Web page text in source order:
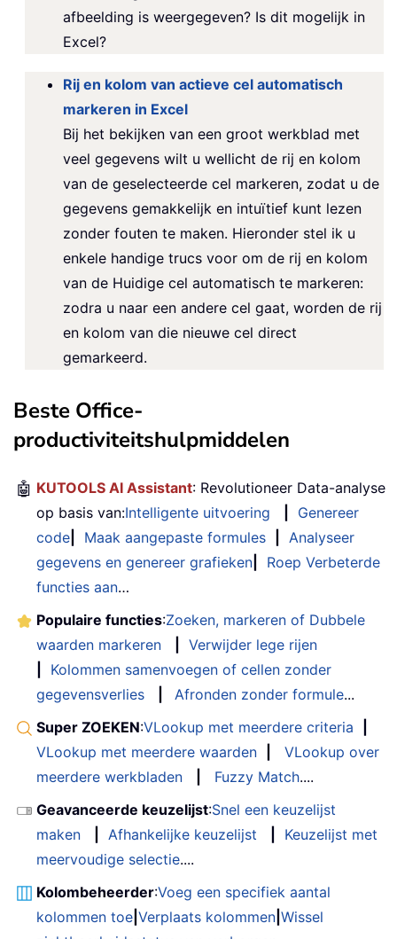
afbeelding is weergegeven? Is dit mogelijk in
Excel?
Rij en kolom van actieve cel automatisch
markeren in Excel
Bij het bekijken van een groot werkblad met
veel gegevens wilt u wellicht de rij en kolom
van de geselecteerde cel markeren, zodat u de
gegevens gemakkelijk en intuïtief kunt lezen
zonder fouten te maken. Hieronder stel ik u
enkele handige trucs voor om de rij en kolom
van de Huidige cel automatisch te markeren:
zodra u naar een andere cel gaat, worden de rij
en kolom van die nieuwe cel direct
gemarkeerd.
Beste Office-
productiviteitshulpmiddelen
🤖 KUTOOLS AI Assistant: Revolutioneer Data-analyse
op basis van:Intelligente uitvoering
Genereer
code
Maak aangepaste formules
Analyseer
gegevens en genereer grafieken
Roep Verbeterde
functies aan…
Populaire functies:Zoeken, markeren of Dubbele
waarden markeren
Verwijder lege rijen
Kolommen samenvoegen of cellen zonder
gegevensverlies
Afronden zonder formule...
Super ZOEKEN:VLookup met meerdere criteria
VLookup met meerdere waarden
VLookup over
meerdere werkbladen
Fuzzy Match....
Geavanceerde keuzelijst:Snel een keuzelijst
maken
Afhankelijke keuzelijst
Keuzelijst met
meervoudige selectie....
Kolombeheerder:Voeg een specifiek aantal
kolommen toe Verplaats kolommen Wissel